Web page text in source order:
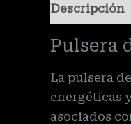
Descripción
Pulsera
La pulsera
energéticas
asociados